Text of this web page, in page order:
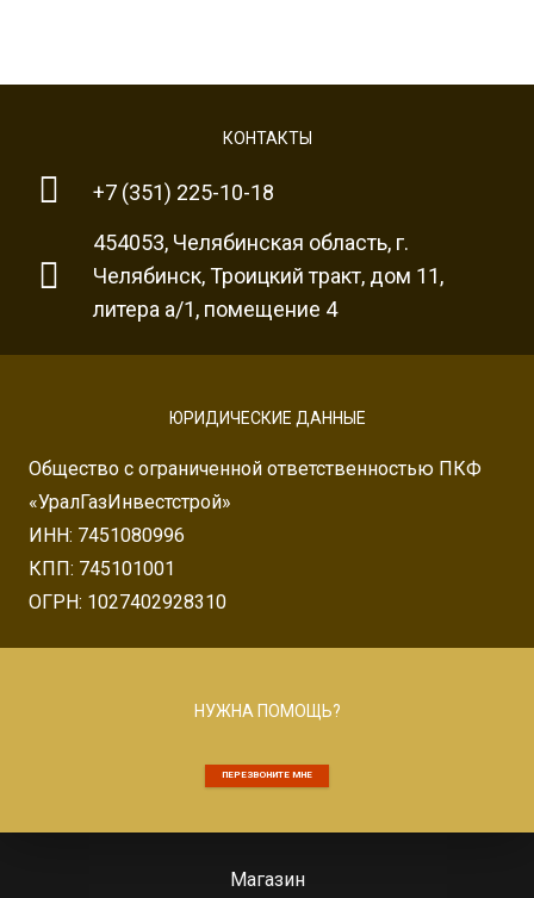
КОНТАКТЫ
+7 (351) 225-10-18
454053, Челябинская область, г.
Челябинск, Троицкий тракт, дом 11,
литера а/1, помещение 4
ЮРИДИЧЕСКИЕ ДАННЫЕ
Общество с ограниченной ответственностью ПКФ
«УралГазИнвестстрой»
ИНН: 7451080996
КПП: 745101001
ОГРН: 1027402928310
НУЖНА ПОМОЩЬ?
ПЕРЕЗВОНИТЕ МНЕ
Магазин